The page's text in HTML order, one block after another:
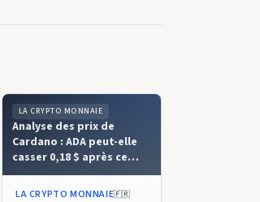
LA CRYPTO MONNAIE
Analyse des prix de
Cardano : ADA peut-elle
casser 0,18 $ après ce
rebond ? - La Crypto
Monnaie
LA CRYPTO MONNAIE🇫🇷